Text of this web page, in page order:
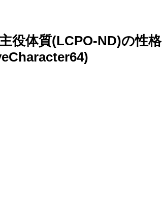
役体質(LCPO-ND)の性